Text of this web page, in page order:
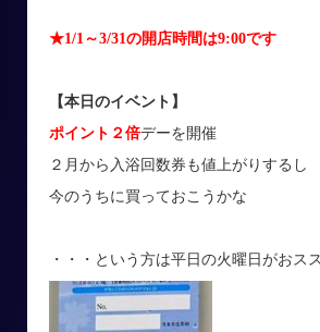
★1/1～3/31の開店時間は9:00です
【本日のイベント】
ポイント２倍デーを開催
２月から入浴回数券も値上がりするし
今のうちに買っておこうかな
・・・という方は平日の火曜日がおス